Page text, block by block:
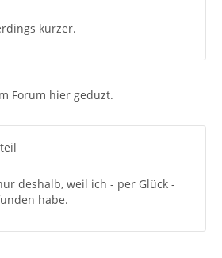
kürzer.
Forum hier geduzt.
deshalb, weil ich - per Glück -
habe.